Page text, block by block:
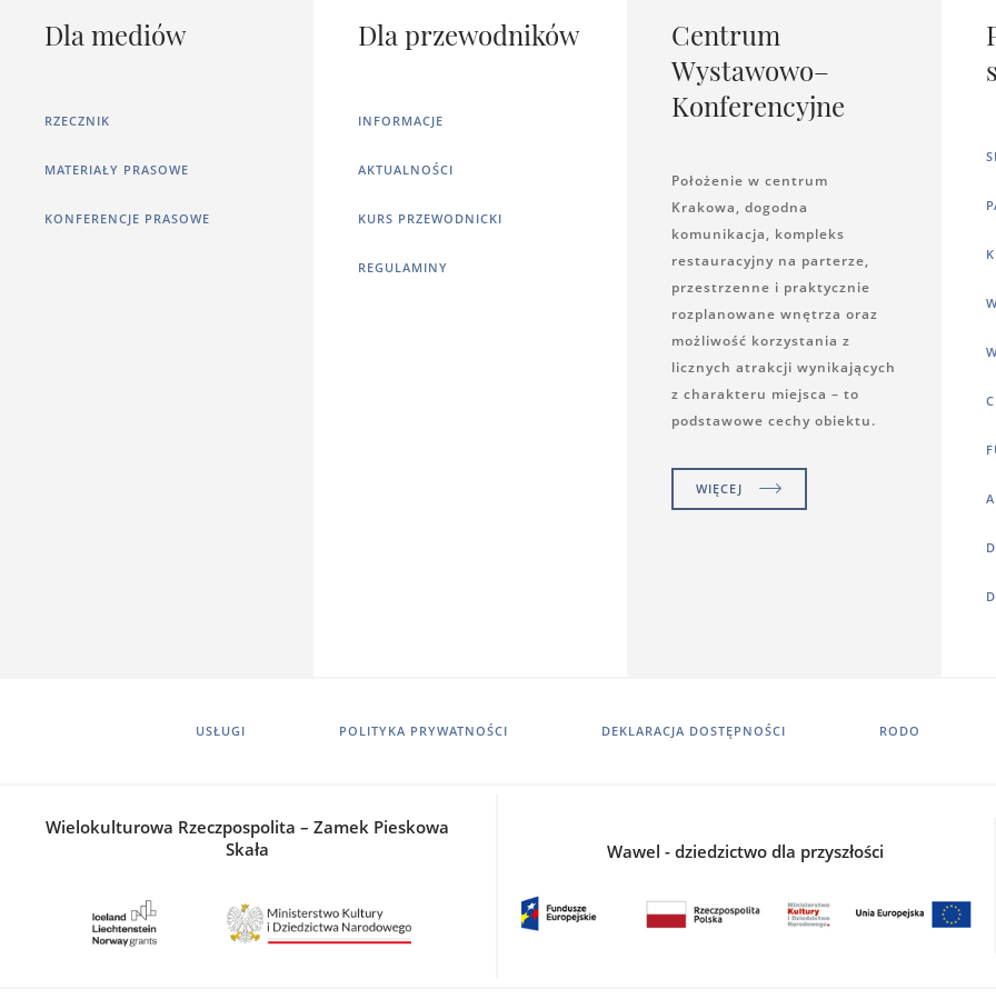
Dla mediów
RZECZNIK
MATERIAŁY PRASOWE
KONFERENCJE PRASOWE
Dla przewodników
INFORMACJE
AKTUALNOŚCI
KURS PRZEWODNICKI
REGULAMINY
Centrum
Wystawowo–
Konferencyjne
Położenie w centrum
Krakowa, dogodna
komunikacja, kompleks
restauracyjny na parterze,
przestrzenne i praktycznie
rozplanowane wnętrza oraz
możliwość korzystania z
licznych atrakcji wynikających
z charakteru miejsca – to
podstawowe cechy obiektu.
WIĘCEJ
USŁUGI POLITYKA PRYWATNOŚCI DEKLARACJA DOSTĘPNOŚCI RODO
Wielokulturowa Rzeczpospolita – Zamek Pieskowa
Skała
Wawel - dziedzictwo dla przyszłości